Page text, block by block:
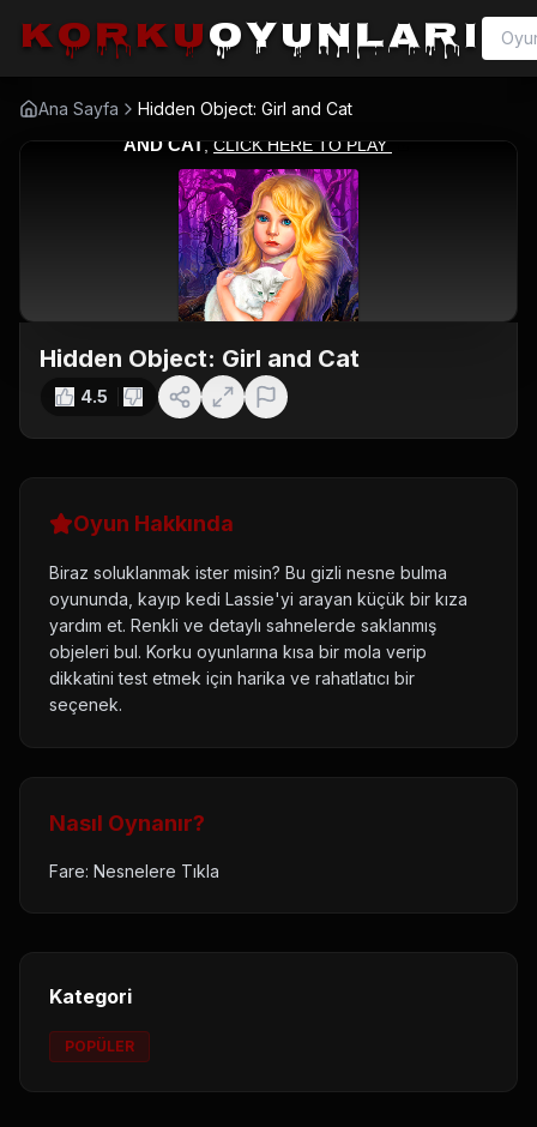
korkuoyunları
Ana Sayfa Hidden Object: Girl and Cat
Hidden Object: Girl and Cat
4.5
Oyun Hakkında
Biraz soluklanmak ister misin? Bu gizli nesne bulma
oyununda, kayıp kedi Lassie'yi arayan küçük bir kıza
yardım et. Renkli ve detaylı sahnelerde saklanmış
objeleri bul. Korku oyunlarına kısa bir mola verip
dikkatini test etmek için harika ve rahatlatıcı bir
seçenek.
Nasıl Oynanır?
Fare: Nesnelere Tıkla
Kategori
POPÜLER